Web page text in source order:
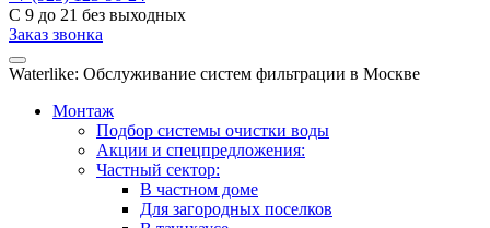
С 9 до 21 без выходных
Заказ звонка
Waterlike: Обслуживание систем фильтрации в Москве
Монтаж
Подбор системы очистки воды
Акции и спецпредложения:
Частный сектор:
В частном доме
Для загородных поселков